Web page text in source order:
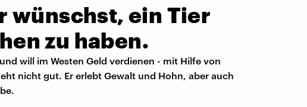
wünschst, ein Tier
zu haben.
will im Westen Geld verdienen - mit Hilfe von
nicht gut. Er erlebt Gewalt und Hohn, aber auch